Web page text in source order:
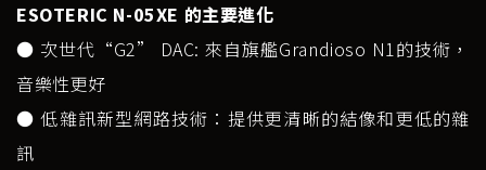
ESOTERIC N-05XE 的主要進化
● 次世代“G2” DAC: 來自旗艦Grandioso N1的技術，
音樂性更好
● 低雜訊新型網路技術：提供更清晰的結像和更低的雜
訊